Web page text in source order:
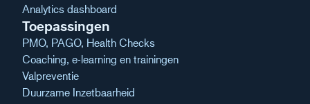
Analytics dashboard
Toepassingen
PMO, PAGO, Health Checks
Coaching, e-learning en trainingen
Valpreventie
Duurzame Inzetbaarheid